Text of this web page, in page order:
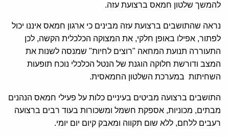
להמשך שלטון חמאס ברצועת עזה.
נראה שהתושבים ברצועת עזה מבינים כי ארגון חמאס איננו יכול
לפתור, אפילו באופן חלקי, את המצוקה הכלכלית הקשה, לכן
התעוררה תנועת המחאה "רוצים לחיות" שמנסה לשנות את
המצב ודורשת חלוקה הוגנת של הנטל הכלכלי נוכח תופעות
השחיתות במערכת השלטון החמאסית.
התושבים ברצועה מביטים בעיניים כלות על פעילי חמאס הנהנים
מבתים, מכוניות, אספקת חשמל ומשכורות בעוד רבים ברצועה
רעבים ללחם, ללא שום תקווה ומאבק קיום יום יומי.